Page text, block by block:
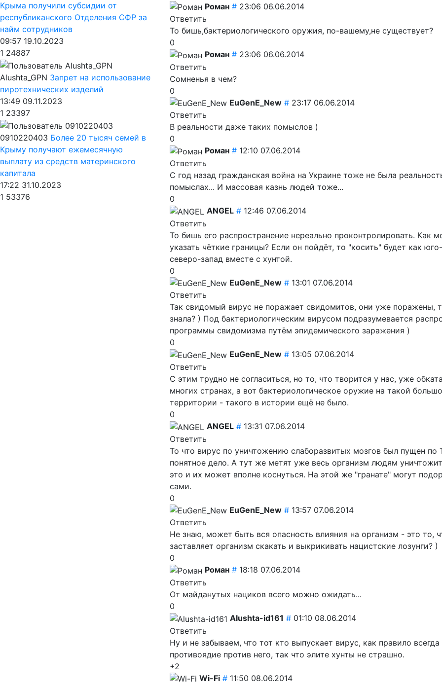
Роман # 23:06 06.06.2014
Ответить
То бишь,бактериологического оружия, по-вашему,не существует?
0
Роман # 23:06 06.06.2014
Ответить
Сомненья в чем?
0
EuGenE_New # 23:17 06.06.2014
Ответить
В реальности даже таких помыслов )
0
Роман # 12:10 07.06.2014
Ответить
С год назад гражданская война на Украине тоже не была
помыслах... И массовая казнь людей тоже...
0
ANGEL # 12:46 07.06.2014
Ответить
То бишь его распространение нереально проконтролировать. Как
указать чёткие границы? Если он пойдёт, то "косить" будет как
северо-запад вместе с хунтой.
0
EuGenE_New # 13:01 07.06.2014
Ответить
Так свидомый вирус не поражает свидомитов, они уже поражены,
знала? ) Под бактериологическим вирусом подразумевается
программы свидомизма путём эпидемического заражения )
0
EuGenE_New # 13:05 07.06.2014
Ответить
С этим трудно не согласиться, но то, что творится у нас, уже
многих странах, а вот бактериологическое оружие на такой
территории - такого в истории ещё не было.
0
ANGEL # 13:31 07.06.2014
Ответить
То что вирус по уничтожению слаборазвитых мозгов был пущен по
понятное дело. А тут же метят уже весь организм людям
это и их может вполне коснуться. На этой же "гранате" могут
сами.
0
EuGenE_New # 13:57 07.06.2014
Ответить
Не знаю, может быть вся опасность влияния на организм - это то,
заставляет организм скакать и выкрикивать нацистские лозунги? )
0
Роман # 18:18 07.06.2014
Ответить
От майданутых нациков всего можно ожидать...
0
Alushta-id161 # 01:10 08.06.2014
Ответить
Ну и не забываем, что тот кто выпускает вирус, как правило
противоядие против него, так что элите хунты не страшно.
+2
Wi-Fi # 11:50 08.06.2014
Крыма получили субсидии от
республиканского Отделения СФР за
найм сотрудников
09:57 19.10.2023
1 24887
Alushta_GPN Запрет на использование
пиротехнических изделий
13:49 09.11.2023
1 23397
0910220403 Более 20 тысяч семей в
Крыму получают ежемесячную
выплату из средств материнского
капитала
17:22 31.10.2023
1 53376